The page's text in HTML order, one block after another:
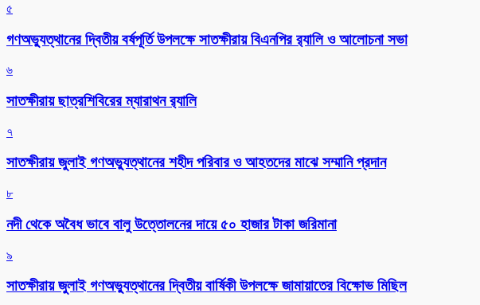
৫
গণঅভ্যুত্থানের দ্বিতীয় বর্ষপূর্তি উপলক্ষে সাতক্ষীরায় বিএনপির র‌্যালি ও আলোচনা সভা
৬
সাতক্ষীরায় ছাত্রশিবিরের ম্যারাথন র‌্যালি
৭
সাতক্ষীরায় জুলাই গণঅভ্যুত্থানের শহীদ পরিবার ও আহতদের মাঝে সম্মানি প্রদান
৮
নদী থেকে অবৈধ ভাবে বালু উত্তোলনের দায়ে ৫০ হাজার টাকা জরিমানা
৯
সাতক্ষীরায় জুলাই গণঅভ্যুত্থানের দ্বিতীয় বার্ষিকী উপলক্ষে জামায়াতের বিক্ষোভ মিছিল